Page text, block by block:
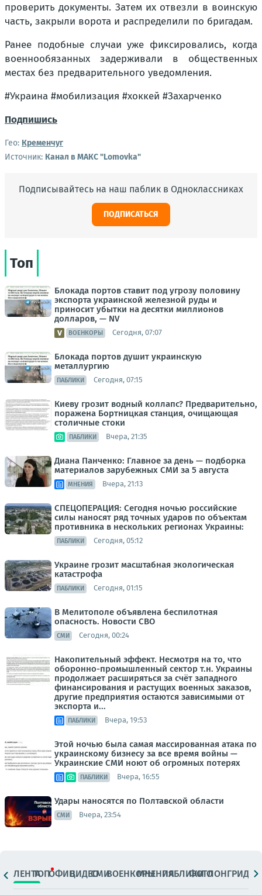
проверить документы. Затем их отвезли в воинскую
часть, закрыли ворота и распределили по бригадам.
Ранее подобные случаи уже фиксировались, когда
военнообязанных задерживали в общественных
местах без предварительного уведомления.
#Украина #мобилизация #хоккей #Захарченко
Подпишись
Гео: Кременчуг
Источник: Канал в МАКС "Lomovka"
Подписывайтесь на наш паблик в Одноклассниках
ПОДПИСАТЬСЯ
Топ
Блокада портов ставит под угрозу половину
экспорта украинской железной руды и
приносит убытки на десятки миллионов
долларов, — NV
ВОЕНКОРЫ Сегодня, 07:07
Блокада портов душит украинскую
металлургию
ПАБЛИКИ Сегодня, 07:15
Киеву грозит водный коллапс? Предварительно,
поражена Бортницкая станция, очищающая
столичные стоки
ПАБЛИКИ Вчера, 21:35
Диана Панченко: Главное за день — подборка
материалов зарубежных СМИ за 5 августа
МНЕНИЯ Вчера, 21:13
СПЕЦОПЕРАЦИЯ: Сегодня ночью российские
силы наносят ряд точных ударов по объектам
противника в нескольких регионах Украины:
ПАБЛИКИ Сегодня, 05:12
Украине грозит масштабная экологическая
катастрофа
ПАБЛИКИ Сегодня, 01:15
В Мелитополе объявлена беспилотная
опасность. Новости СВО
СМИ Сегодня, 00:24
Накопительный эффект. Несмотря на то, что
оборонно-промышленный сектор т.н. Украины
продолжает расширяться за счёт западного
финансирования и растущих военных заказов,
другие предприятия остаются зависимыми от
экспорта и...
ПАБЛИКИ Вчера, 19:53
Этой ночью была самая массированная атака по
украинскому бизнесу за все время войны —
Украинские СМИ ноют об огромных потерях
ПАБЛИКИ Вчера, 16:55
Удары наносятся по Полтавской области
СМИ Вчера, 23:54
ЛЕНТАТОПОФИЦ.ВИДЕОСМИВОЕНКОРЫМНЕНИЯПАБЛИКИ
ФОТОЛОНГРИДЫ